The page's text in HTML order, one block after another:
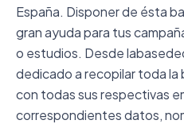
España. Disponer de ésta
gran ayuda para tus
o estudios. Desde
dedicado a recopilar toda la
con todas sus respectivas
correspondientes datos,